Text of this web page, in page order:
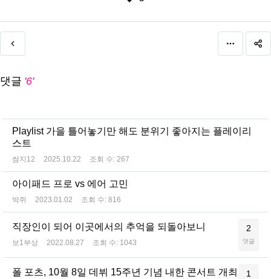
댓글 '6'
Playlist 가을 틀어놓기만 해도 분위기 좋아지는 플레이리
스트
쌈지12 2025.10.22 조회 수: 267
아이패드 프로 vs 에어 고민
박쥐 2023.01.02 조회 수: 816
직장인이 되어 이곳에서의 추억을 되돌아보니
보1부상 2022.08.27 조회 수: 1043
2
댓글
폴 포츠, 10월 8일 데뷔 15주년 기념 내한 콘서트 개최 1